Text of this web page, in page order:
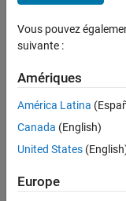
Vous pouvez
suivante :
Amériques
América Latina
Canada (English)
United States
Europe